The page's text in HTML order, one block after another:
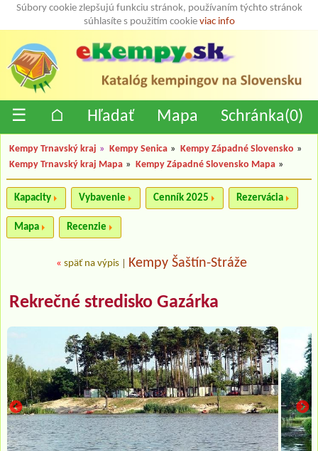
Súbory cookie zlepšujú funkciu stránok, používaním týchto stránok
súhlasíte s použitím cookie viac info
☰ ⌂ Hľadať Mapa Schránka(0)
Kempy Trnavský kraj » Kempy Senica » Kempy Západné Slovensko »
Kempy Trnavský kraj Mapa » Kempy Západné Slovensko Mapa »
Kapacity Vybavenie Cenník 2025 Rezervácia
Mapa Recenzie
« späť na výpis Kempy Šaštín-Stráže
Rekrečné stredisko Gazárka